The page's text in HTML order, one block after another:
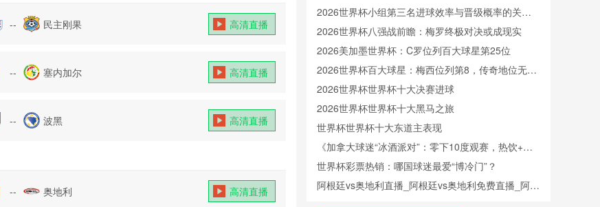
-- 民主刚果 高清直播
-- 塞内加尔 高清直播
-- 波黑 高清直播
-- 奥地利 高清直播
性分析
2026世界杯小组第三名进球效率与晋级概率的关联
性分析
2026世界杯八强战前瞻：梅罗终极对决或成现实
2026美加墨世界杯：C罗位列百大球星第25位
2026世界杯百大球星：梅西位列第8，传奇地位无可
撼动
2026世界杯世界杯十大决赛进球
2026世界杯世界杯十大黑马之旅
世界杯世界杯十大东道主表现
《加拿大球迷“冰酒派对”：零下10度观赛，热饮+毛
毯+冰酒，体验极寒狂欢》
世界杯彩票热销：哪国球迷最爱“博冷门”？
阿根廷vs奥地利直播_阿根廷vs奥地利免费直播_阿根